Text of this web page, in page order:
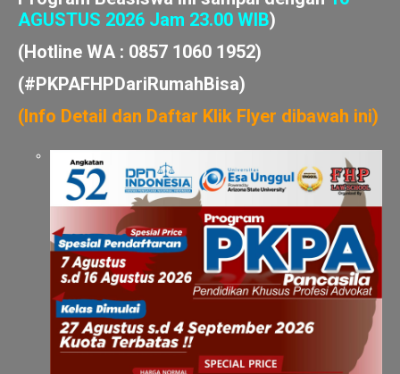
(Khusus Dibuka Masa Pembayaran
Pendaftaran PKPA Angkatan 52 Tahun 2026
Program Beasiswa ini sampai dengan
AGUSTUS 2026 Jam 23.00 WIB
(Hotline WA : 0857 1060 1952)
(#PKPAFHPDariRumahBisa)
(Info Detail dan Daftar Klik Flyer dibawah ini)